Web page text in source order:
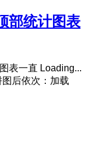
部统计图表
表一直 Loading...
后依次：加载